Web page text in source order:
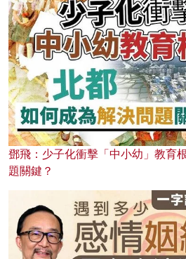
鄧飛：少子化衝擊「中小幼」教育
題關鍵？